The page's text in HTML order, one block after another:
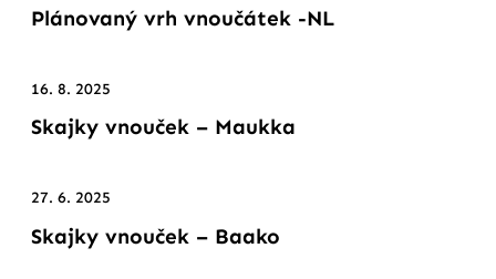
Plánovaný vrh vnoučátek -NL
16. 8. 2025
Skajky vnouček – Maukka
27. 6. 2025
Skajky vnouček – Baako